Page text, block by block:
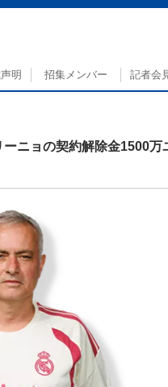
明 招集メンバー 記者会
ニョの契約解除金1500万